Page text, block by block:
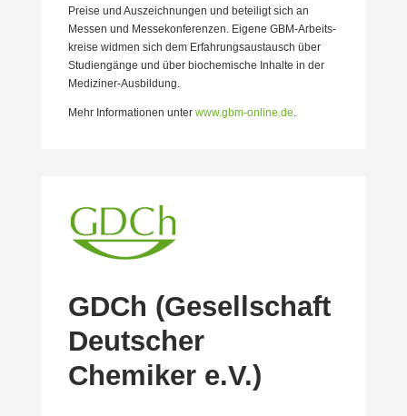
Preise und Auszeich­nungen und beteiligt sich an
Messen und Messe­kon­fe­renzen. Eigene GBM-Arbeits­
kreise widmen sich dem Erfah­rungs­aus­tausch über
Studi­en­gänge und über bioche­mische Inhalte in der
Mediziner-Ausbildung.
Mehr Infor­ma­tionen unter www.gbm-online.de.
GDCh (Gesell­schaft
Deutscher
Chemiker e.V.)